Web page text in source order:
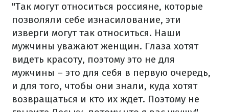
"Так могут относиться россияне, которые
позволяли себе изнасилование, эти
изверги могут так относиться. Наши
мужчины уважают женщин. Глаза хотят
видеть красоту, поэтому это не для
мужчины – это для себя в первую очередь,
и для того, чтобы они знали, куда хотят
возвращаться и кто их ждет. Поэтому не